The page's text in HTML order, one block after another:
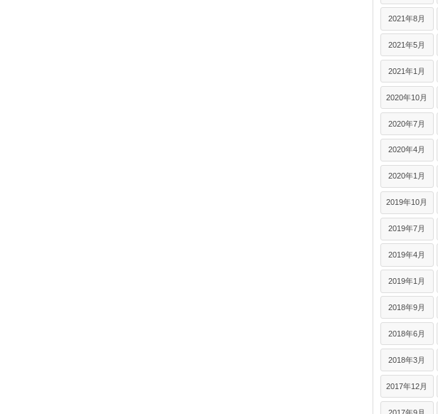
2021年8月
2021年5月
2021年1月
2020年10月
2020年7月
2020年4月
2020年1月
2019年10月
2019年7月
2019年4月
2019年1月
2018年9月
2018年6月
2018年3月
2017年12月
2017年9月